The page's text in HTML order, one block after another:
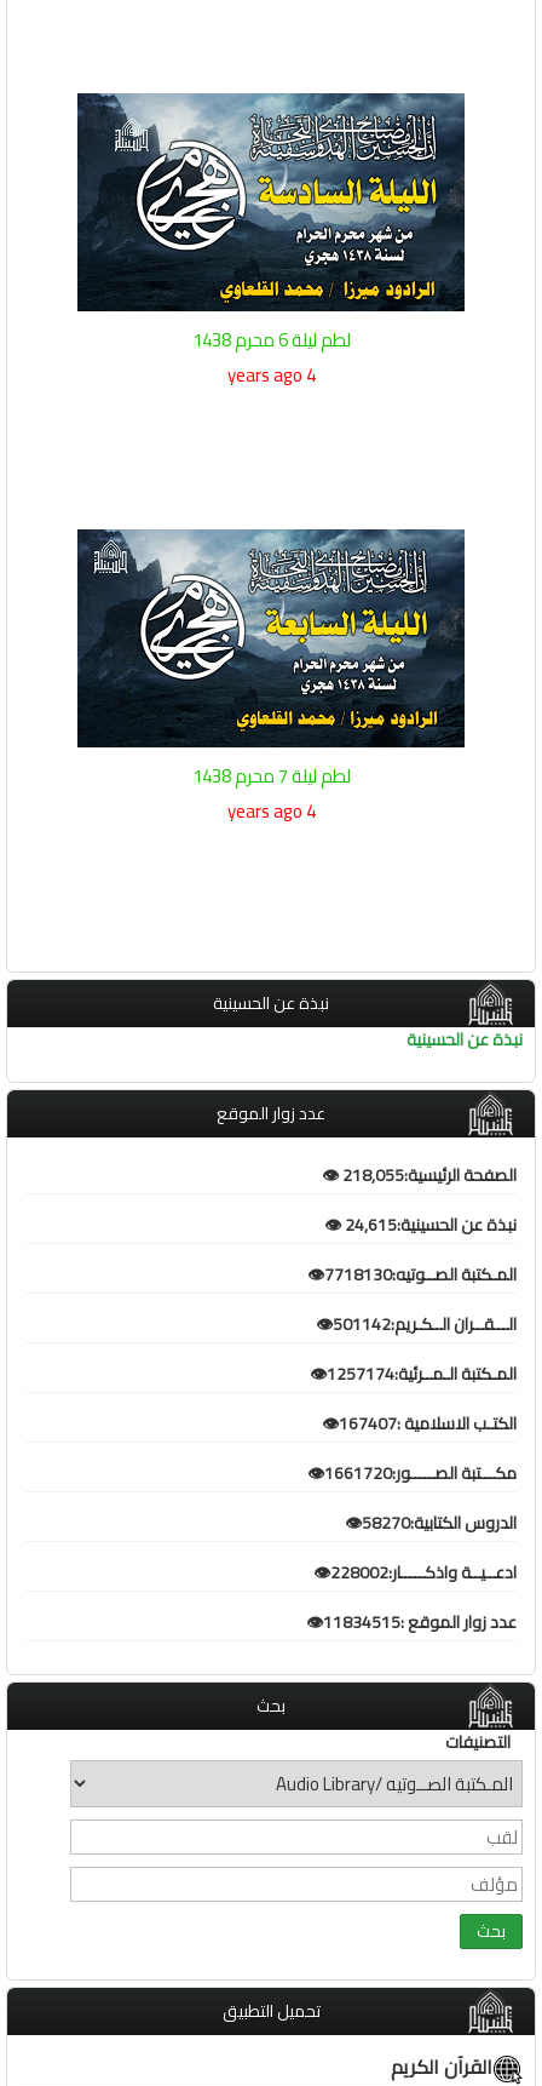
لطم ليلة 6 محرم 1438
4 years ago
لطم ليلة 7 محرم 1438
4 years ago
نبذة عن الحسينية
نبذة عن الحسينية
عدد زوار الموقع
الصفحة الرئيسية:218,055 👁️
نبذة عن الحسينية:24,615 👁️
المـكتبة الصــوتيه:7718130👁️
الـــقــران الــكـريم:501142👁️
المـكتبة الـمــرئية:1257174👁️
الكتـب الاسلامية :167407👁️
مكـــتبة الصـــــور:1661720👁️
الدروس الكتابية:58270👁️
ادعــيــة واذكـــــار:228002👁️
عدد زوار الموقع :11834515👁️
بحث
التصنيفات
تحميل التطبيق
القرآن الكريم